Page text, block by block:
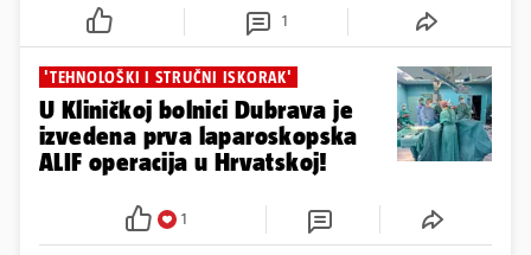
1
'TEHNOLOŠKI I STRUČNI ISKORAK'
U Kliničkoj bolnici Dubrava je
izvedena prva laparoskopska
ALIF operacija u Hrvatskoj!
1